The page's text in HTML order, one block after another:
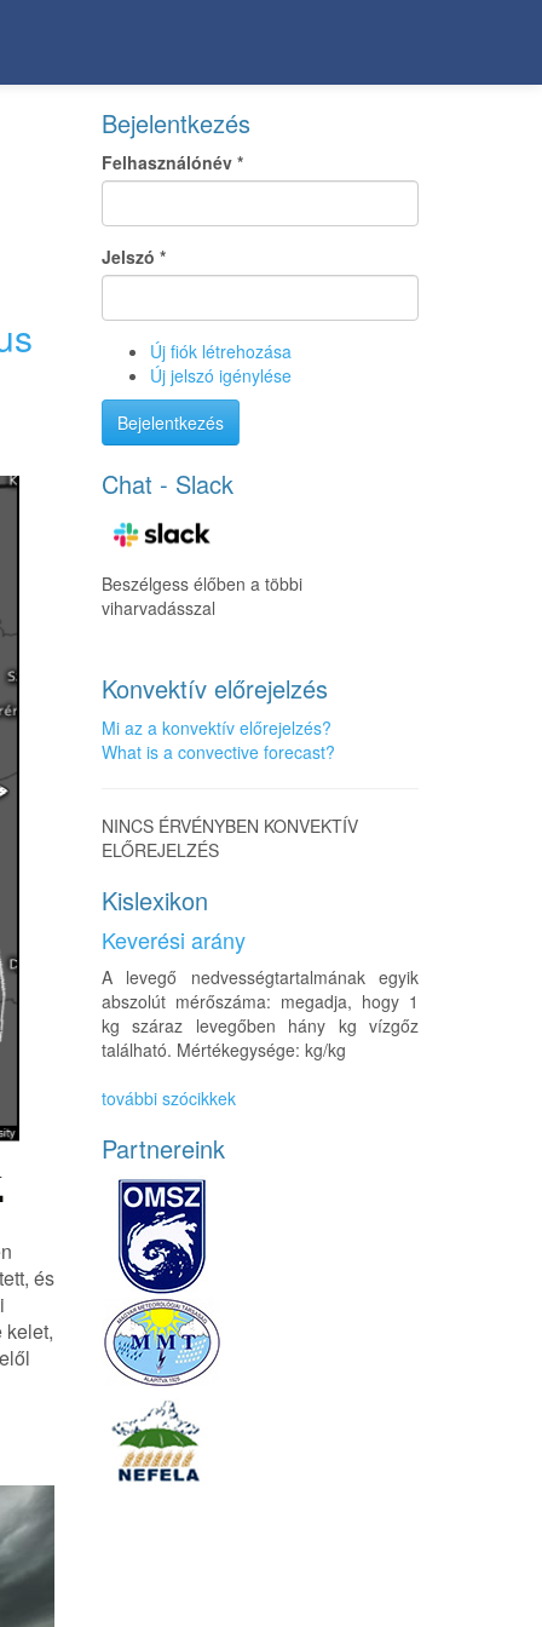
és
kelet,
Bejelentkezés
Felhasználónév *
Jelszó *
Új fiók létrehozása
Új jelszó igénylése
Bejelentkezés
Chat - Slack
Beszélgess élőben a többi
viharvadásszal
Konvektív előrejelzés
Mi az a konvektív előrejelzés?
What is a convective forecast?
NINCS ÉRVÉNYBEN KONVEKTÍV
ELŐREJELZÉS
Kislexikon
Keverési arány
A levegő nedvességtartalmának egyik
abszolút mérőszáma: megadja, hogy 1
kg száraz levegőben hány kg vízgőz
található. Mértékegysége: kg/kg
további szócikkek
Partnereink